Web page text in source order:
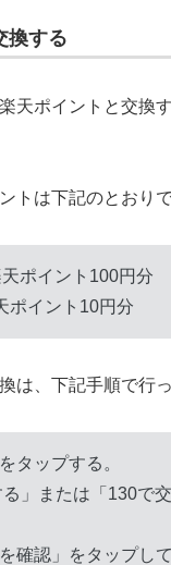
換する
天ポイントと交換
トは下記のとおりで
ポイント100円分
ポイント10円分
は、下記手順で行
タップする。
」または「130で
確認」をタップし